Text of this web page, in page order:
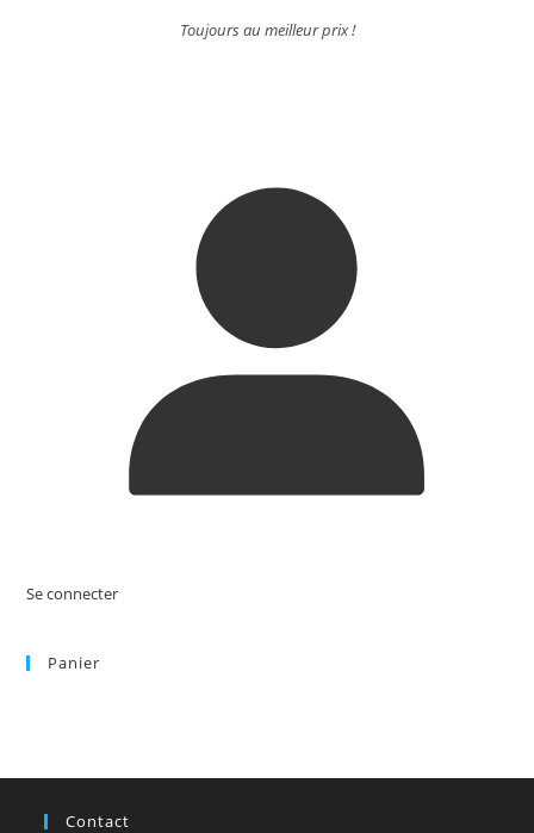
Toujours au meilleur prix !
Se connecter
Panier
Contact